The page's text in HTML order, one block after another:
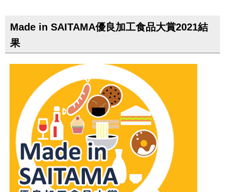
Made in SAITAMA優良加工食品大賞2021結
果